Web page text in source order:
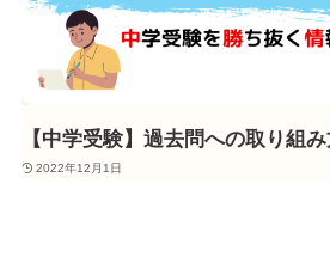
【中学受験】過去問への取り組み
2022年12月1日